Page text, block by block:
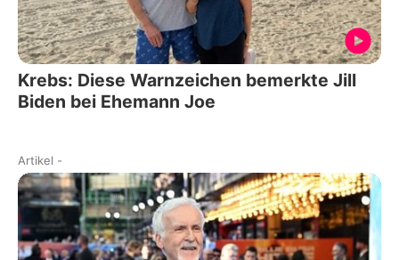
Krebs: Diese Warnzeichen bemerkte Jill
Biden bei Ehemann Joe
Artikel -